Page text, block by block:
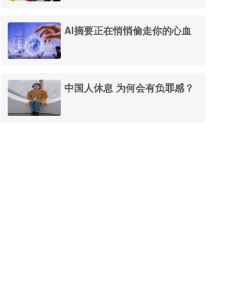
AI摘要正在悄悄偷走你的心血
中国人休息 为何会有负罪感？